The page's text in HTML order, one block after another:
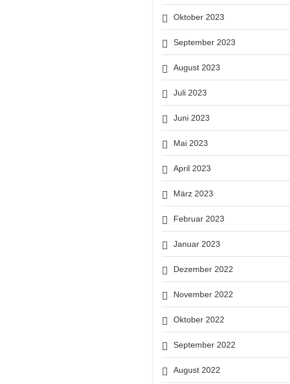
Oktober 2023
September 2023
August 2023
Juli 2023
Juni 2023
Mai 2023
April 2023
März 2023
Februar 2023
Januar 2023
Dezember 2022
November 2022
Oktober 2022
September 2022
August 2022